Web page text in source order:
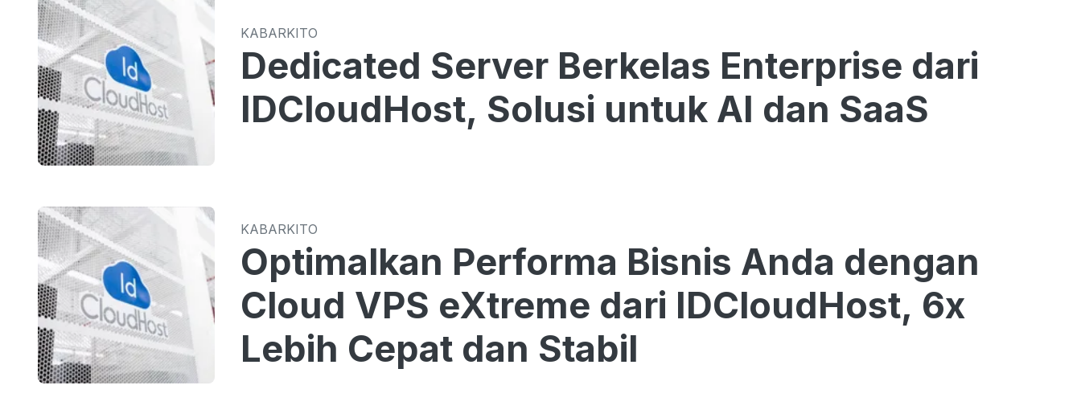
KABARKITO
Dedicated Server Berkelas Enterprise dari
IDCloudHost, Solusi untuk AI dan SaaS
KABARKITO
Optimalkan Performa Bisnis Anda dengan
Cloud VPS eXtreme dari IDCloudHost, 6x
Lebih Cepat dan Stabil